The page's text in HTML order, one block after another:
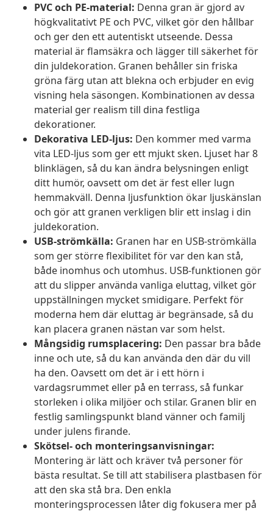
PVC och PE-material: Denna gran är gjord av
högkvalitativt PE och PVC, vilket gör den hållbar
och ger den ett autentiskt utseende. Dessa
material är flamsäkra och lägger till säkerhet för
din juldekoration. Granen behåller sin friska
gröna färg utan att blekna och erbjuder en evig
visning hela säsongen. Kombinationen av dessa
material ger realism till dina festliga
dekorationer.
Dekorativa LED-ljus: Den kommer med varma
vita LED-ljus som ger ett mjukt sken. Ljuset har 8
blinklägen, så du kan ändra belysningen enligt
ditt humör, oavsett om det är fest eller lugn
hemmakväll. Denna ljusfunktion ökar ljuskänslan
och gör att granen verkligen blir ett inslag i din
juldekoration.
USB-strömkälla: Granen har en USB-strömkälla
som ger större flexibilitet för var den kan stå,
både inomhus och utomhus. USB-funktionen gör
att du slipper använda vanliga eluttag, vilket gör
uppställningen mycket smidigare. Perfekt för
moderna hem där eluttag är begränsade, så du
kan placera granen nästan var som helst.
Mångsidig rumsplacering: Den passar bra både
inne och ute, så du kan använda den där du vill
ha den. Oavsett om det är i ett hörn i
vardagsrummet eller på en terrass, så funkar
storleken i olika miljöer och stilar. Granen blir en
festlig samlingspunkt bland vänner och familj
under julens firande.
Skötsel- och monteringsanvisningar:
Montering är lätt och kräver två personer för
bästa resultat. Se till att stabilisera plastbasen för
att den ska stå bra. Den enkla
monteringsprocessen låter dig fokusera mer på